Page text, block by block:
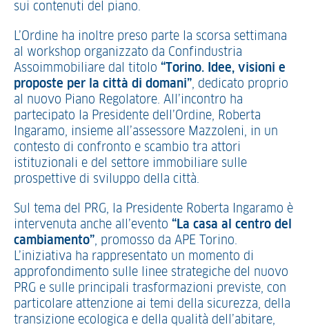
sui contenuti del piano.
L’Ordine ha inoltre preso parte la scorsa settimana
al workshop organizzato da Confindustria
Assoimmobiliare dal titolo “Torino. Idee, visioni e
proposte per la città di domani”, dedicato proprio
al nuovo Piano Regolatore. All’incontro ha
partecipato la Presidente dell’Ordine, Roberta
Ingaramo, insieme all’assessore Mazzoleni, in un
contesto di confronto e scambio tra attori
istituzionali e del settore immobiliare sulle
prospettive di sviluppo della città.
Sul tema del PRG, la Presidente Roberta Ingaramo è
intervenuta anche all’evento “La casa al centro del
cambiamento”, promosso da APE Torino.
L’iniziativa ha rappresentato un momento di
approfondimento sulle linee strategiche del nuovo
PRG e sulle principali trasformazioni previste, con
particolare attenzione ai temi della sicurezza, della
transizione ecologica e della qualità dell’abitare,